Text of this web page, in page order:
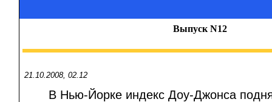
Выпуск N12
21.10.2008, 02.12
В Нью-Йорке индекс Доу-Джонса